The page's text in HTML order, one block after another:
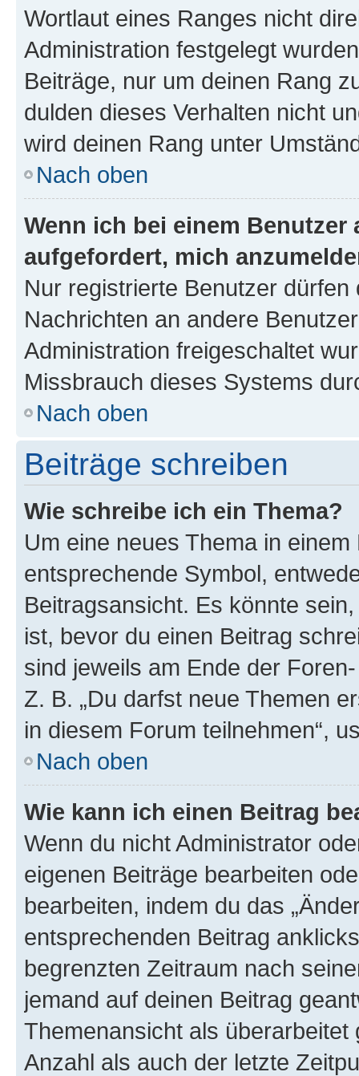
Wortlaut eines Ranges nicht
Administration festgelegt
Beiträge, nur um deinen Rang
dulden dieses Verhalten nicht
wird deinen Rang unter
Nach oben
Wenn ich bei einem
aufgefordert, mich
Nur registrierte Benutzer
Nachrichten an andere
Administration freigeschaltet
Missbrauch dieses Systems
Nach oben
Beiträge schreiben
Wie schreibe ich ein Thema?
Um eine neues Thema in
entsprechende Symbol,
Beitragsansicht. Es könnte
ist, bevor du einen Beitrag
sind jeweils am Ende der
Z. B. „Du darfst neue Themen
in diesem Forum teilnehmen“,
Nach oben
Wie kann ich einen Beitrag
Wenn du nicht Administrator
eigenen Beiträge bearbeiten
bearbeiten, indem du das
entsprechenden Beitrag
begrenzten Zeitraum nach
jemand auf deinen Beitrag
Themenansicht als
Anzahl als auch der letzte